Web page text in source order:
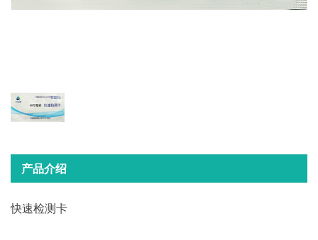
产品介绍
快速检测卡